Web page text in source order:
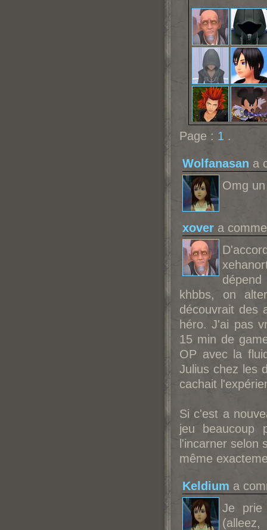
Page : 1 .
Wolfanasan a
Omg
xover a
khbbs, on
découvrait des
héro. J'ai pas
15 min de
OP avec la
Julius chez les
cachait
Si c'est a
jeu beaucoup
l'incarner selon
même
Keldium a
Je prie
(alleez,